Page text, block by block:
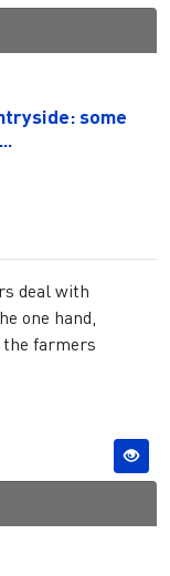
some
deal with
one hand,
farmers